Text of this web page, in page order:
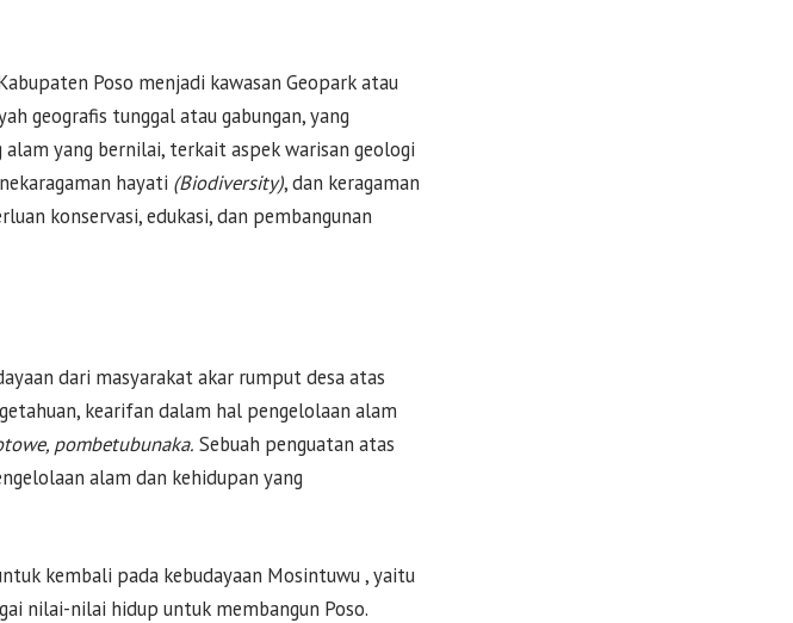
Poso menjadi kawasan Geopark atau
geografis tunggal atau gabungan, yang
alam yang bernilai, terkait aspek warisan geologi
hayati (Biodiversity), dan keragaman
konservasi, edukasi, dan pembangunan
dari masyarakat akar rumput desa atas
kearifan dalam hal pengelolaan alam
pombetubunaka. Sebuah penguatan atas
alam dan kehidupan yang
kembali pada kebudayaan Mosintuwu , yaitu
nilai-nilai hidup untuk membangun Poso.